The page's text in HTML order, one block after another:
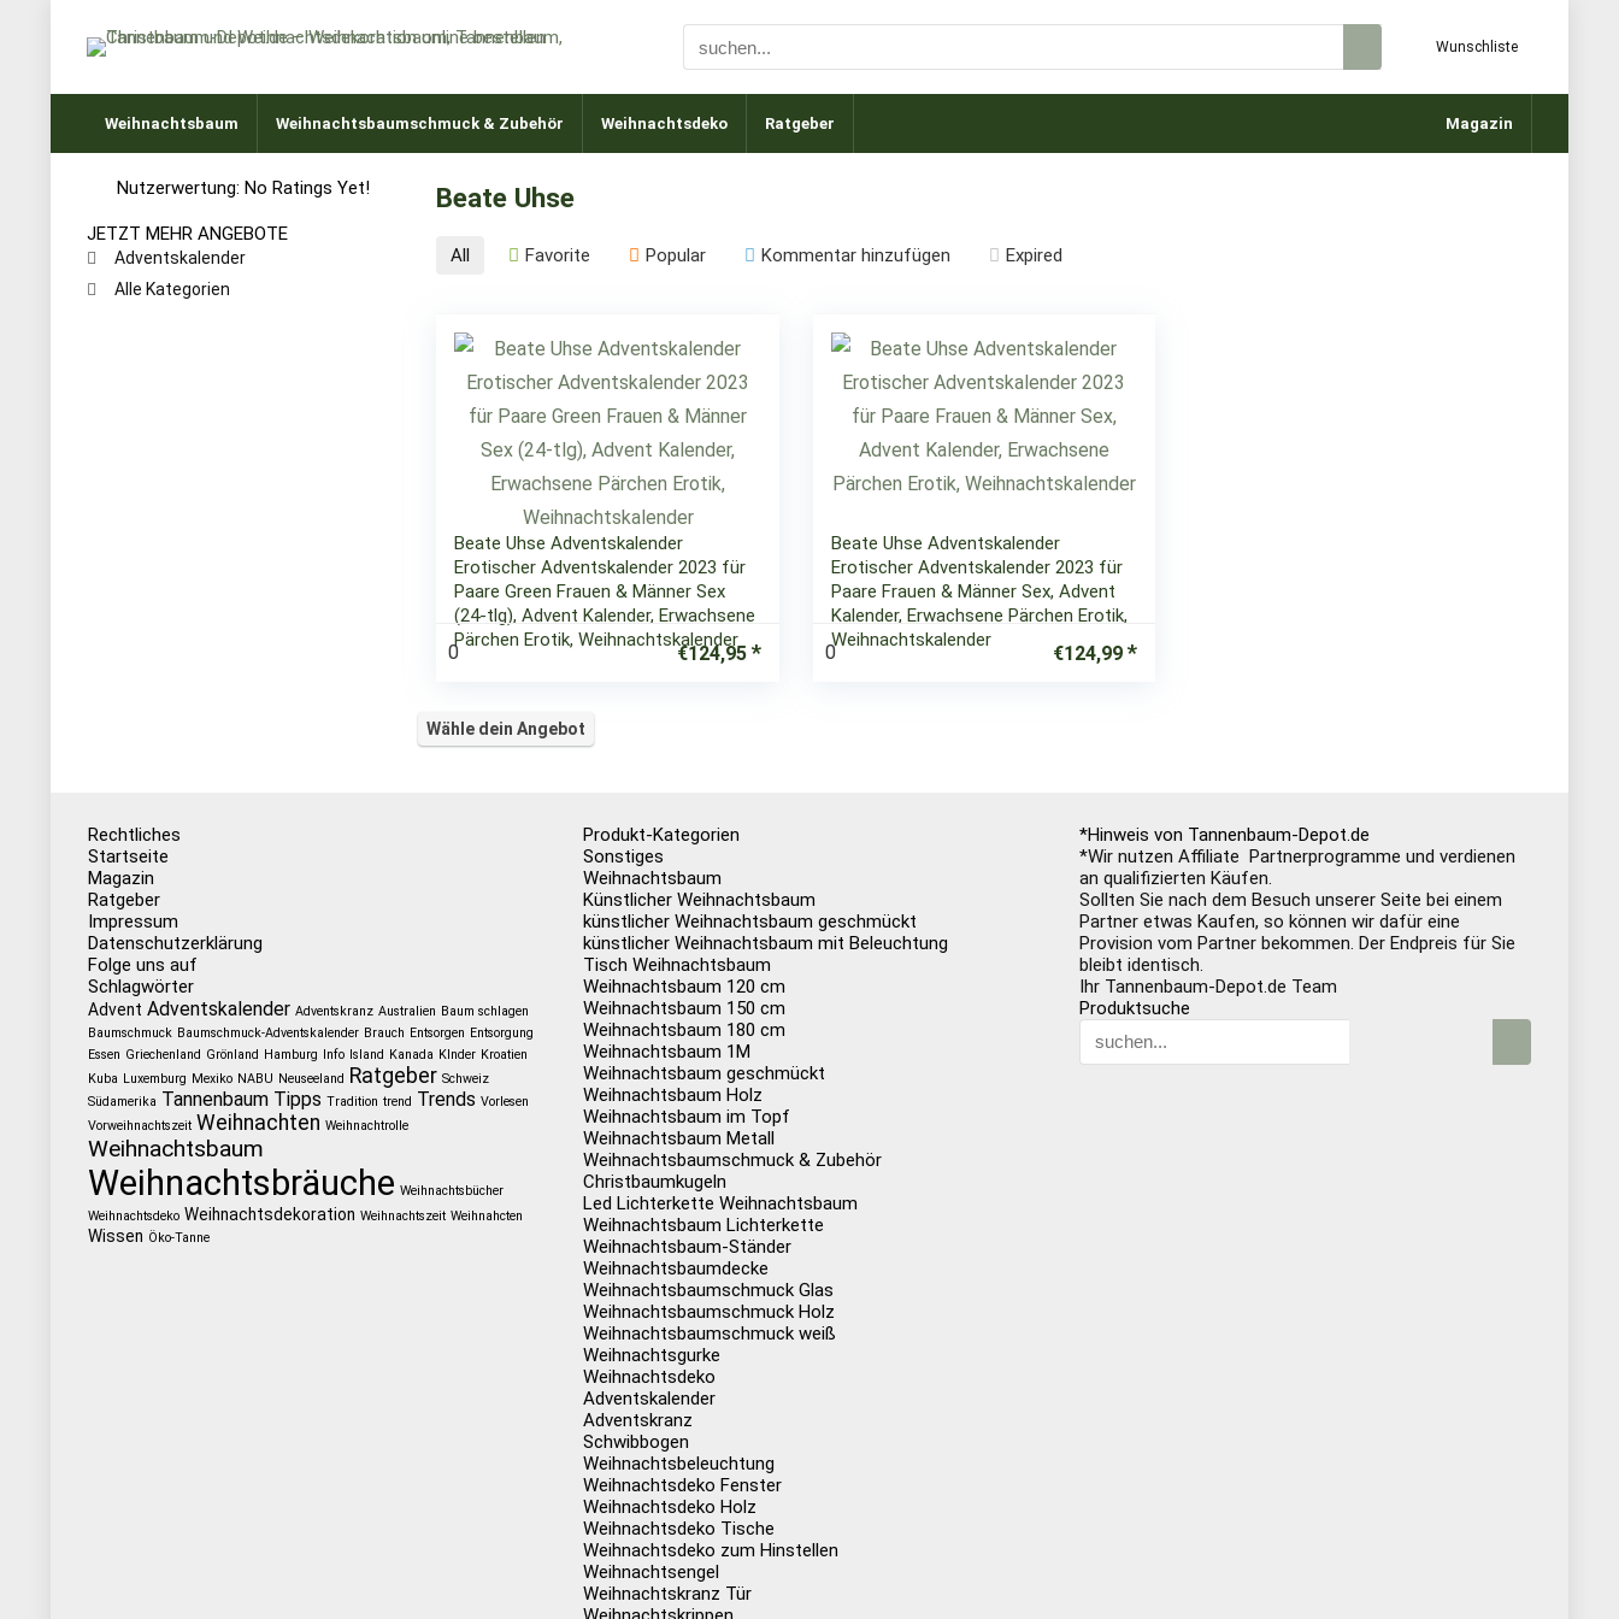
Wunschliste
Weihnachtsbaum Weihnachtsbaumschmuck & Zubehör Weihnachtsdeko Ratgeber Magazin
Beate Uhse
Nutzerwertung: No Ratings Yet!
JETZT MEHR ANGEBOTE
Adventskalender
Alle Kategorien
All Favorite Popular Kommentar hinzufügen Expired
Beate Uhse Adventskalender
Erotischer Adventskalender 2023 für
Paare Green Frauen & Männer Sex
(24-tlg), Advent Kalender, Erwachsene
Pärchen Erotik, Weihnachtskalender
0 €124,95
Beate Uhse Adventskalender
Erotischer Adventskalender 2023 für
Paare Frauen & Männer Sex, Advent
Kalender, Erwachsene Pärchen Erotik,
Weihnachtskalender
0 €124,99
Wähle dein Angebot
Rechtliches
Startseite
Magazin
Ratgeber
Impressum
Datenschutzerklärung
Folge uns auf
Schlagwörter
Advent Adventskalender Adventskranz Australien Baum schlagen
Baumschmuck Baumschmuck-Adventskalender Brauch Entsorgen Entsorgung
Essen Griechenland Grönland Hamburg Info Island Kanada KInder Kroatien
Kuba Luxemburg Mexiko NABU Neuseeland Ratgeber Schweiz
Südamerika Tannenbaum Tipps Tradition trend Trends Vorlesen
Vorweihnachtszeit Weihnachten Weihnachtrolle
Weihnachtsbaum
Weihnachtsbräuche Weihnachtsbücher
Weihnachtsdeko Weihnachtsdekoration Weihnachtszeit Weihnahcten
Wissen Öko-Tanne
Produkt-Kategorien
Sonstiges
Weihnachtsbaum
Künstlicher Weihnachtsbaum
künstlicher Weihnachtsbaum geschmückt
künstlicher Weihnachtsbaum mit Beleuchtung
Tisch Weihnachtsbaum
Weihnachtsbaum 120 cm
Weihnachtsbaum 150 cm
Weihnachtsbaum 180 cm
Weihnachtsbaum 1M
Weihnachtsbaum geschmückt
Weihnachtsbaum Holz
Weihnachtsbaum im Topf
Weihnachtsbaum Metall
Weihnachtsbaumschmuck & Zubehör
Christbaumkugeln
Led Lichterkette Weihnachtsbaum
Weihnachtsbaum Lichterkette
Weihnachtsbaum-Ständer
Weihnachtsbaumdecke
Weihnachtsbaumschmuck Glas
Weihnachtsbaumschmuck Holz
Weihnachtsbaumschmuck weiß
Weihnachtsgurke
Weihnachtsdeko
Adventskalender
Adventskranz
Schwibbogen
Weihnachtsbeleuchtung
Weihnachtsdeko Fenster
Weihnachtsdeko Holz
Weihnachtsdeko Tische
Weihnachtsdeko zum Hinstellen
Weihnachtsengel
Weihnachtskranz Tür
*Hinweis von Tannenbaum-Depot.de
*Wir nutzen Affiliate Partnerprogramme und verdienen
an qualifizierten Käufen.
Sollten Sie nach dem Besuch unserer Seite bei einem
Partner etwas Kaufen, so können wir dafür eine
Provision vom Partner bekommen. Der Endpreis für Sie
bleibt identisch.
Ihr Tannenbaum-Depot.de Team
Produktsuche